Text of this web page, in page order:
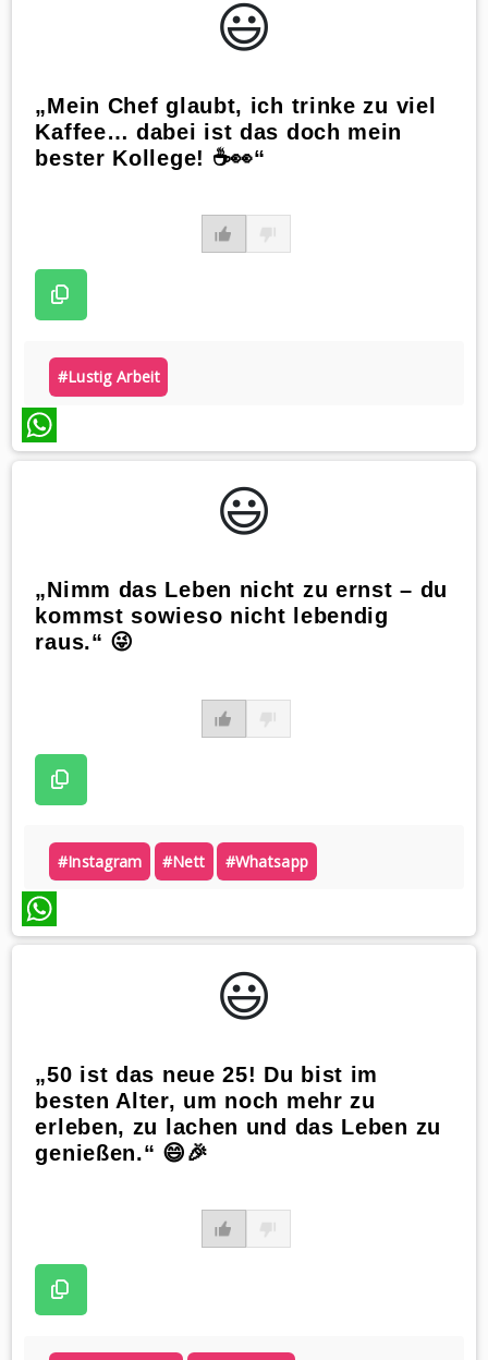
😃️
„Mein Chef glaubt, ich trinke zu viel
Kaffee… dabei ist das doch mein
bester Kollege! ☕️👀“
#lustig Arbeit
WhatsApp
😃️
„Nimm das Leben nicht zu ernst – du
kommst sowieso nicht lebendig
raus.“ 😜
#instagram #nett #whatsapp
WhatsApp
😃️
„50 ist das neue 25! Du bist im
besten Alter, um noch mehr zu
erleben, zu lachen und das Leben zu
genießen.“ 😄🎉